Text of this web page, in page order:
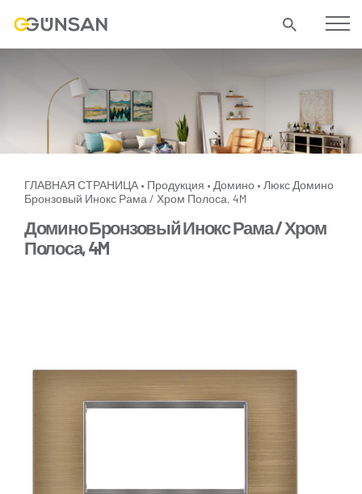
ГЛАВНАЯ СТРАНИЦА • Продукция • Домино • Люкс Домино
Бронзовый Инокс Рама / Хром Полоса, 4M
Домино Бронзовый Инокс Рама / Хром
Полоса, 4M